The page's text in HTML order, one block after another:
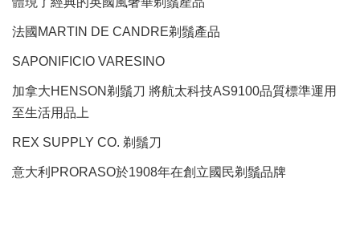
法國MARTIN DE CANDRE剃鬚產品
SAPONIFICIO VARESINO
加拿大HENSON剃鬚刀 將航太科技AS9100品質標準運用
至生活用品上
REX SUPPLY CO. 剃鬚刀
意大利PRORASO於1908年在創立國民剃鬚品牌